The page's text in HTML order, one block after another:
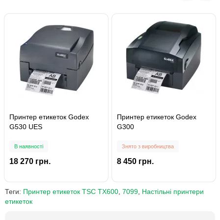
Принтер етикеток Godex
G530 UES
В наявності
18 270 грн.
Принтер етикеток Godex
G300
Знято з виробництва
8 450 грн.
Теги: Принтер етикеток TSC TX600, 7099, Настільні принтери
етикеток